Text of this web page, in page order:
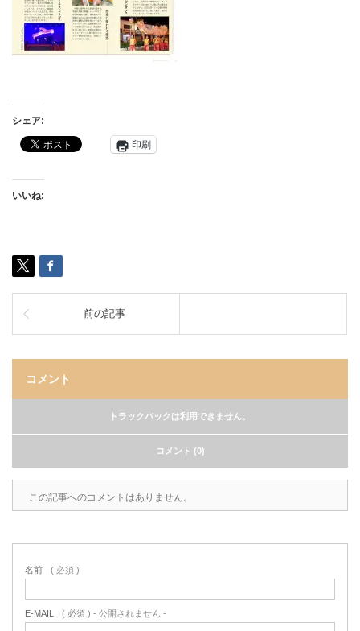
シェア:
印刷
いいね:
前の記事
コメント
トラックバックは利用できません。
コメント (0)
この記事へのコメントはありません。
名前 ( 必須 )
E-MAIL ( 必須 ) - 公開されません -